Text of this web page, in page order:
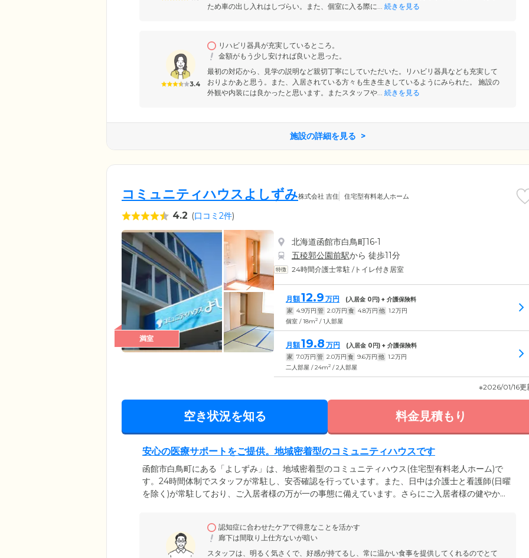
ため車の出し入れはしづらい。また、個室に入る際に...
続きを見る
3.4
リハビリ器具が充実しているところ。
金額がもう少し安ければ良いと思った。
最初の対応から、見学の説明など親切丁寧にしていただいた。リハビリ器具なども充実して
おりよかあと思う。また、入居されている方々も生き生きしているようにみられた。 施設の
外観や内装には良かったと思います。またスタッフや...
続きを見る
施設の詳細を見る
コミュニティハウスよしずみ株式会社 吉住 住宅型有料老人ホーム
4.2 (口コミ2件)
満室
北海道函館市白鳥町16-1
五稜郭公園前駅から 徒歩11分
24時間介護士常駐 /トイレ付き居室
月額12.9 万円 (入居金 0円) + 介護保険料
家 4.9万円 管 2.0万円 食 4.8万円 他 1.2万円
個室 / 18m2 / 1人部屋
月額19.8 万円 (入居金 0円) + 介護保険料
家 7.0万円 管 2.0万円 食 9.6万円 他 1.2万円
二人部屋 / 24m2 / 2人部屋
※2026/01/16更
空き状況を知る 料金見積もり
安心の医療サポートをご提供。地域密着型のコミュニティハウスです
函館市白鳥町にある「よしずみ」は、地域密着型のコミュニティハウス(住宅型有料老人ホーム)で
す。24時間体制でスタッフが常駐し、安否確認を行っています。また、日中は介護士と看護師(日曜
を除く)が常駐しており、ご入居者様の万が一の事態に備えています。さらにご入居者様の健やかな
い、ご入居者様の身体機能の維持・向上を目指しています。加えて当ホームは、食費、暖房費込み
の下宿となっており、地域の一般の方々にもご利用いただけます。
認知症に合わせたケアで得意なことを活かす
廊下は間取り上仕方ないが暗い
スタッフは、明るく気さくで、好感が持てるし、常に温かい食事を提供してくれるのでとて